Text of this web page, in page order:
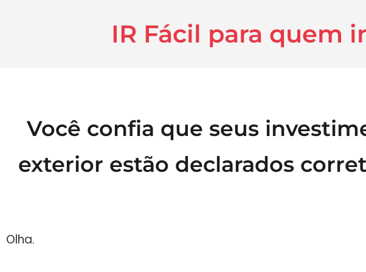
IR Fácil para quem
Você confia que seus
exterior estão declarados
Olha.